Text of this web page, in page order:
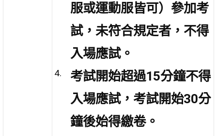
服或運動服皆可）參加考
試，未符合規定者，不得
入場應試。
考試開始超過15分鐘不得
入場應試，考試開始30分
鐘後始得繳卷。